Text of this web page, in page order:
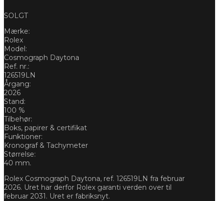
SOLGT
Mærke:
Rolex
Model:
Cosmograph Daytona
Ref. nr.:
126519LN
Årgang:
2026
Stand:
100 %
Tilbehør:
Boks, papirer & certifikat
Funktioner:
Kronograf & Tachymeter
Størrelse:
40 mm.
Rolex Cosmograph Daytona, ref. 126519LN fra februar
2026. Uret har derfor Rolex garanti verden over til
februar 2031. Uret er fabriksnyt.